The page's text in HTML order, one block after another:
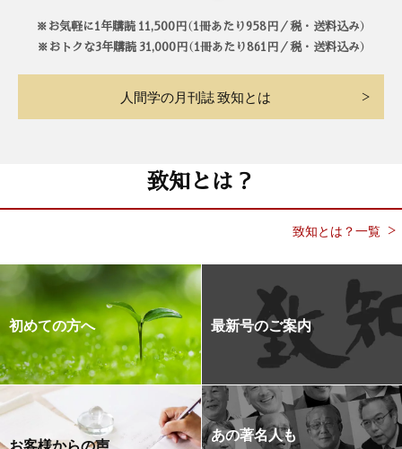
※お気軽に1年購読 11,500円（1冊あたり958円／税・送料込み）
※おトクな3年購読 31,000円（1冊あたり861円／税・送料込み）
人間学の月刊誌 致知とは
致知とは？
致知とは？一覧
初めての方へ 最新号のご案内
あの著名人も